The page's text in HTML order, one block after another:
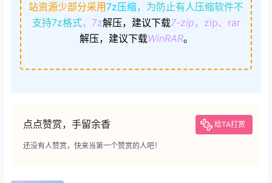
站资源少部分采用7z压缩， 为防止有人压缩软件不
支持7z格式，7z解压，建议下载7-zip ，zip、rar
解压，建议下载WinRAR。
点点赞赏，手留余香 给TA打赏
还没有人赞赏，快来当第一个赞赏的人吧！